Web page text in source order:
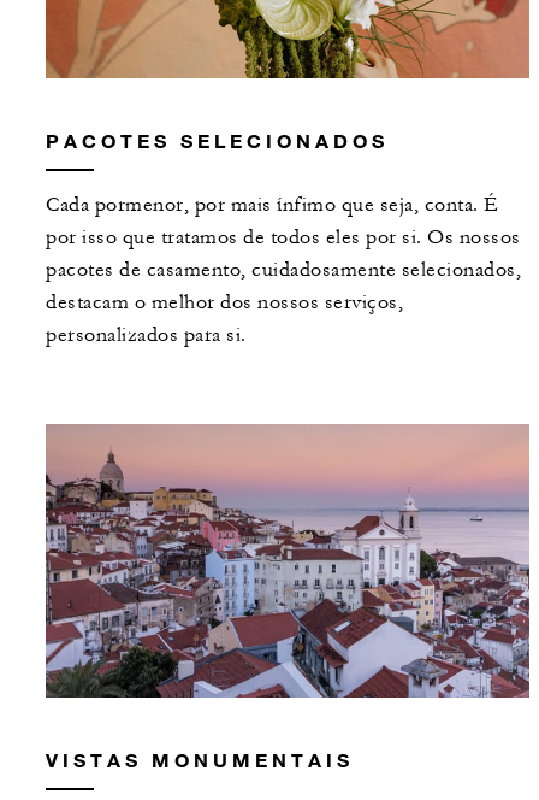
PACOTES SELECIONADOS
Cada pormenor, por mais ínfimo que seja, conta. É
por isso que tratamos de todos eles por si. Os nossos
pacotes de casamento, cuidadosamente selecionados,
destacam o melhor dos nossos serviços,
personalizados para si.
VISTAS MONUMENTAIS